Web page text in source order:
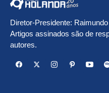
Diretor-Presidente:
Artigos assinados são de
autores.